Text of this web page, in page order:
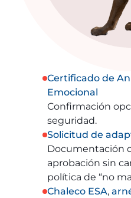
Certificado de
Emocional
Confirmación
seguridad.
Solicitud de
Documentación
aprobación sin
política de “no
Chaleco ESA,